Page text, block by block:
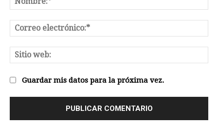
Guardar mis datos para la próxima vez.